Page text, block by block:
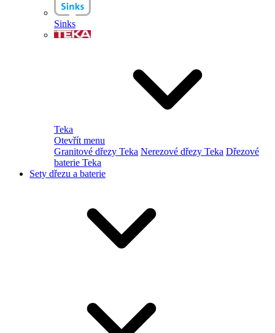
Sinks
Teka
Otevřít menu
Granitové dřezy Teka Nerezové dřezy Teka Dřezové
baterie Teka
Sety dřezu a baterie